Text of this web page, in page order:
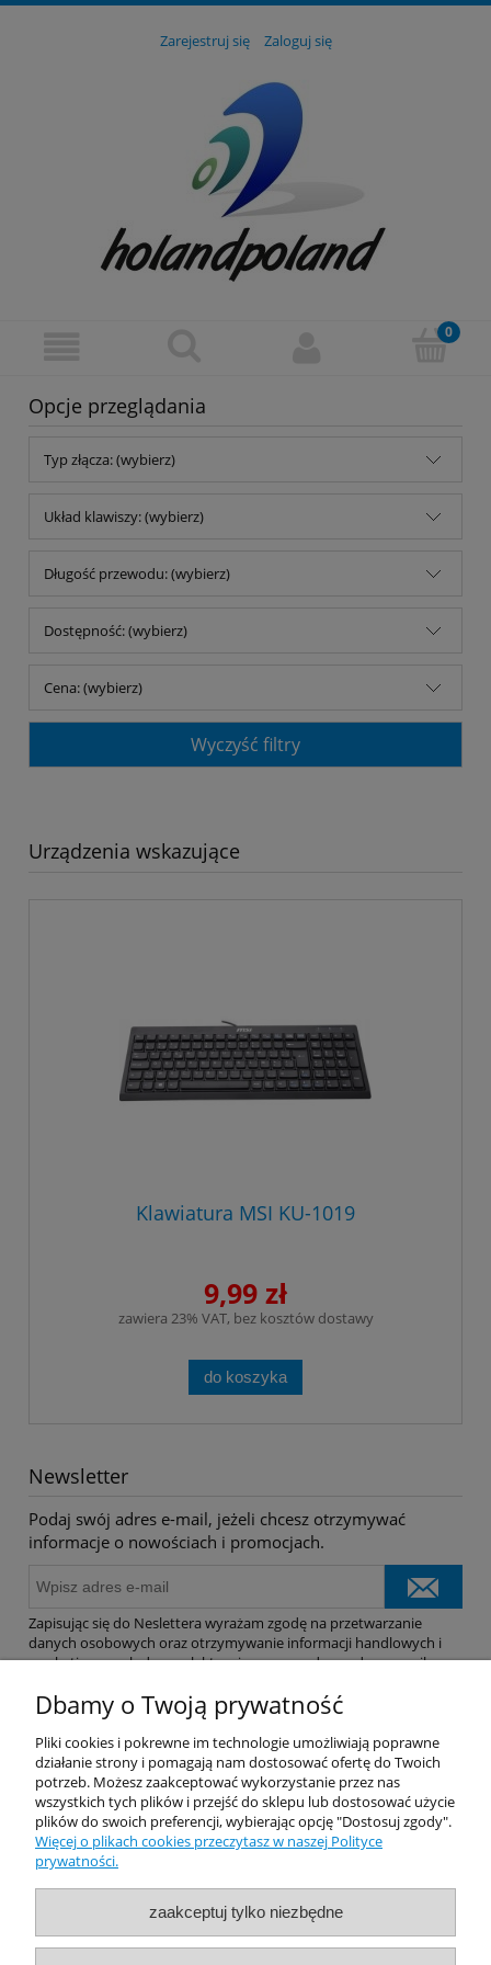
Zarejestruj się Zaloguj się
Opcje przeglądania
Typ złącza: (wybierz)
Układ klawiszy: (wybierz)
Długość przewodu: (wybierz)
Dostępność: (wybierz)
Cena: (wybierz)
Wyczyść filtry
Urządzenia wskazujące
Klawiatura MSI KU-1019
9,99 zł
zawiera 23% VAT, bez kosztów dostawy
do koszyka
Newsletter
Podaj swój adres e-mail, jeżeli chcesz otrzymywać
informacje o nowościach i promocjach.
Zapisując się do Neslettera wyrażam zgodę na przetwarzanie
danych osobowych oraz otrzymywanie informacji handlowych i
marketingowych drogą elektroniczną na podany adres e-mail.
Pomoc
Dostawa
Moje konto
O firmie
Dbamy o Twoją prywatność
Pliki cookies i pokrewne im technologie umożliwiają poprawne
działanie strony i pomagają nam dostosować ofertę do Twoich
potrzeb. Możesz zaakceptować wykorzystanie przez nas
wszystkich tych plików i przejść do sklepu lub dostosować użycie
plików do swoich preferencji, wybierając opcję "Dostosuj zgody".
Więcej o plikach cookies przeczytasz w naszej Polityce
prywatności.
zaakceptuj tylko niezbędne